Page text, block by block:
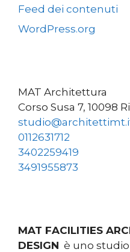
Feed dei contenuti
WordPress.org
MAT Architettura
Corso Susa 7, 10098
0112631712
3402259419
3491955873
MAT FACILITIES
DESIGN è uno